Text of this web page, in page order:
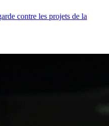
contre les projets de la